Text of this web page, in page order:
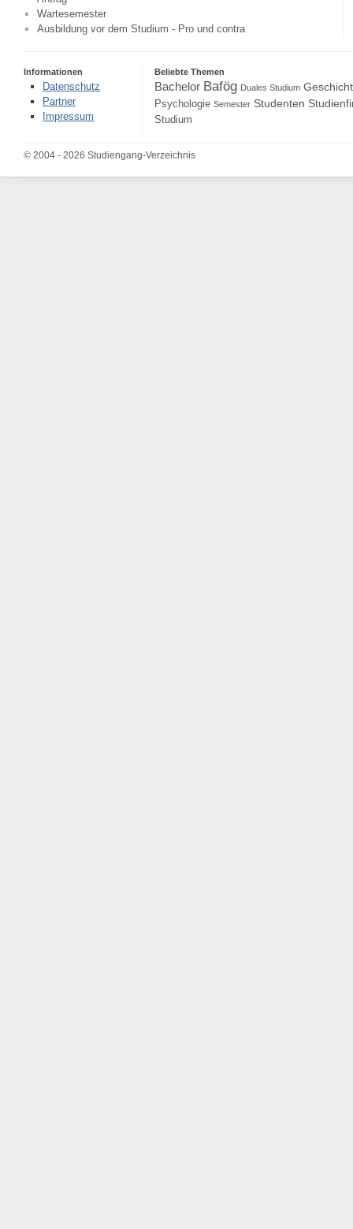
Wartesemester
Ausbildung vor dem Studium - Pro und contra
Informationen
Datenschutz
Partner
Impressum
Beliebte Themen
Bachelor Bafög Duales Studium
Psychologie Semester Studenten
Studium
© 2004 - 2026 Studiengang-Verzeichnis